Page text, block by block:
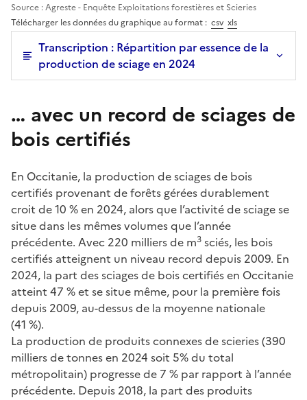
Source : Agreste - Enquête Exploitations forestières et Scieries
Télécharger les données du graphique au format : csv xls
Transcription : Répartition par essence de la
production de sciage en 2024
… avec un record de sciages de
bois certifiés
En Occitanie, la production de sciages de bois
certifiés provenant de forêts gérées durablement
croit de 10 % en 2024, alors que l’activité de sciage se
situe dans les mêmes volumes que l’année
précédente. Avec 220 milliers de m3 sciés, les bois
certifiés atteignent un niveau record depuis 2009. En
2024, la part des sciages de bois certifiés en Occitanie
atteint 47 % et se situe même, pour la première fois
depuis 2009, au-dessus de la moyenne nationale
(41 %).
La production de produits connexes de scieries (390
milliers de tonnes en 2024 soit 5% du total
métropolitain) progresse de 7 % par rapport à l’année
précédente. Depuis 2018, la part des produits